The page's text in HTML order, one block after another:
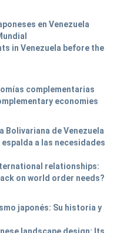
en Venezuela
in Venezuela before the
complementarias
economies
Bolivariana de Venezuela
a las necesidades
relationships:
on world order needs?
japonés: Su historia y